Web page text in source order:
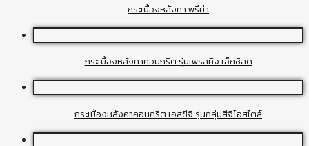
กระเบื้องหลังคา พรีม่า
กระเบื้องหลังคาคอนกรีต รุ่นเพรสทีจ เอ็กชิลด์
กระเบื้องหลังคาคอนกรีต เอสซีจี รุ่นกลุ่มสีจีโอสไตล์